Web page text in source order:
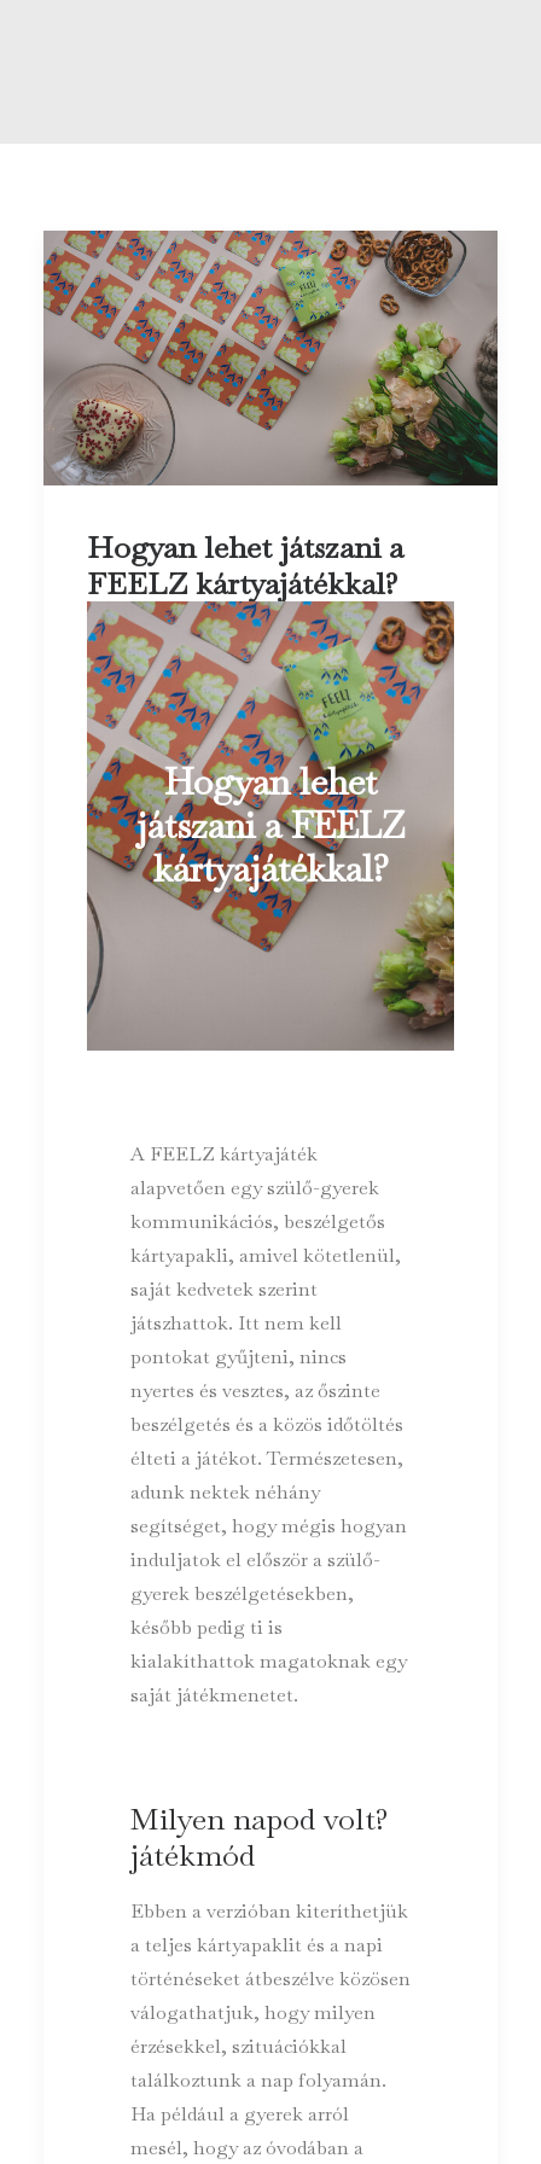
Hogyan lehet játszani a
FEELZ kártyajátékkal?
Hogyan lehet
játszani a FEELZ
kártyajátékkal?
A FEELZ kártyajáték
alapvetően egy szülő-gyerek
kommunikációs, beszélgetős
kártyapakli, amivel kötetlenül,
saját kedvetek szerint
játszhattok. Itt nem kell
pontokat gyűjteni, nincs
nyertes és vesztes, az őszinte
beszélgetés és a közös időtöltés
élteti a játékot. Természetesen,
adunk nektek néhány
segítséget, hogy mégis hogyan
induljatok el először a szülő-
gyerek beszélgetésekben,
később pedig ti is
kialakíthattok magatoknak egy
saját játékmenetet.
Milyen napod volt?
játékmód
Ebben a verzióban kiteríthetjük
a teljes kártyapaklit és a napi
történéseket átbeszélve közösen
válogathatjuk, hogy milyen
érzésekkel, szituációkkal
találkoztunk a nap folyamán.
Ha például a gyerek arról
mesél, hogy az óvodában a